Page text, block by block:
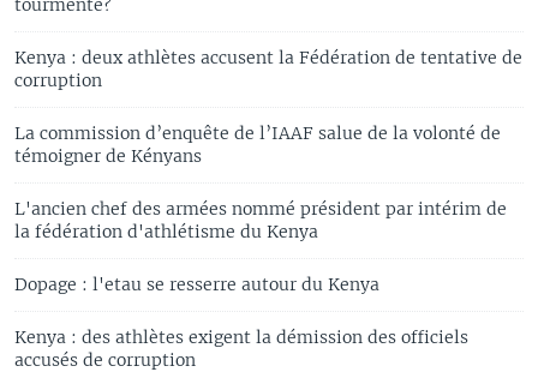
Kenya : deux athlètes accusent la Fédération de tentative de
corruption
La commission d’enquête de l’IAAF salue de la volonté de
témoigner de Kényans
L'ancien chef des armées nommé président par intérim de
la fédération d'athlétisme du Kenya
Dopage : l'etau se resserre autour du Kenya
Kenya : des athlètes exigent la démission des officiels
accusés de corruption